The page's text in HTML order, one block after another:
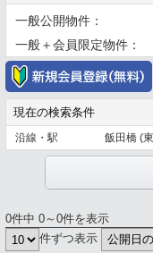
一般公開物件：
一般＋会員限定物件：
現在の検索条件
沿線・駅 飯田橋 (
0件中 0～0件を表示
件ずつ表示